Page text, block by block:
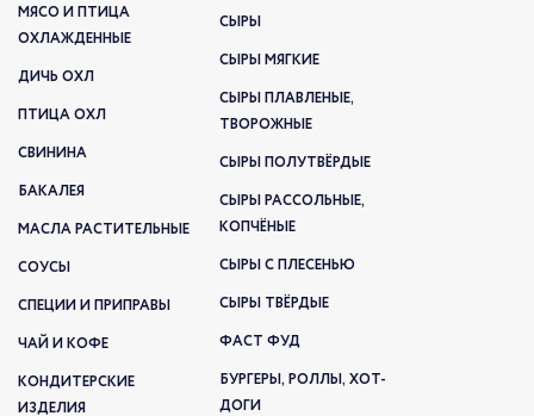
МЯСО И ПТИЦА
ОХЛАЖДЕННЫЕ
ДИЧЬ ОХЛ
ПТИЦА ОХЛ
СВИНИНА
БАКАЛЕЯ
МАСЛА РАСТИТЕЛЬНЫЕ
СОУСЫ
СПЕЦИИ И ПРИПРАВЫ
ЧАЙ И КОФЕ
КОНДИТЕРСКИЕ
ИЗДЕЛИЯ
СЫРЫ
СЫРЫ МЯГКИЕ
СЫРЫ ПЛАВЛЕНЫЕ,
ТВОРОЖНЫЕ
СЫРЫ ПОЛУТВЁРДЫЕ
СЫРЫ РАССОЛЬНЫЕ,
КОПЧЁНЫЕ
СЫРЫ С ПЛЕСЕНЬЮ
СЫРЫ ТВЁРДЫЕ
ФАСТ ФУД
БУРГЕРЫ, РОЛЛЫ, ХОТ-
ДОГИ